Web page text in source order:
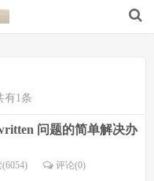
有1条
问题的简单解决办
(6054) 评论(0)